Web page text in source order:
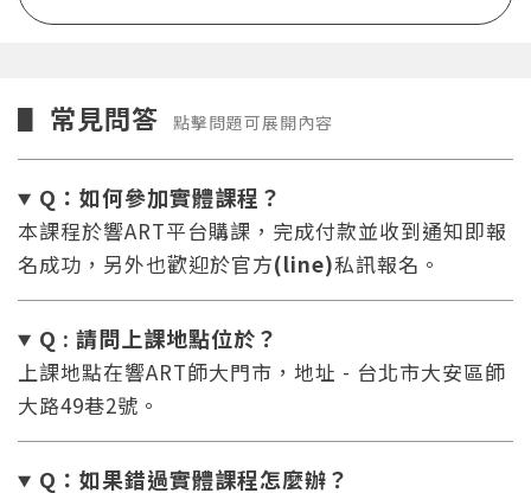
▋ 常見問答 點擊問題可展開內容
Q：如何參加實體課程？
本課程於響ART平台購課，完成付款並收到通知即報
名成功，另外也歡迎於官方(line)私訊報名。
Q : 請問上課地點位於？
上課地點在響ART師大門市，地址 - 台北市大安區師
大路49巷2號。
Q：如果錯過實體課程怎麼辦？